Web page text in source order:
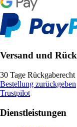
Versand und
30 Tage Rückgaberecht
Bestellung zurückgeben
Trustpilot
Dienstleistungen